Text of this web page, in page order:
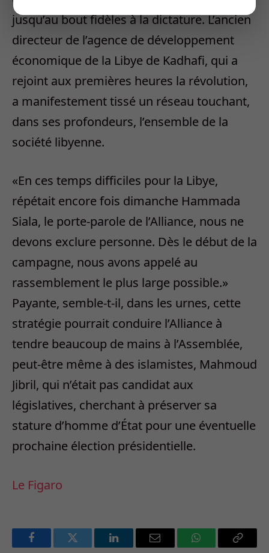
jusqu’au bout fidèles à la dictature. L’ancien
directeur de l’agence de développement
économique de la Libye de Kadhafi, qui a
rejoint aux premières heures la révolution,
a manifestement tissé un réseau touchant,
dans ses profondeurs, l’ensemble de la
société libyenne.
«En ces temps difficiles pour la Libye,
répétait encore fois dimanche Hammada
Siala, le porte-parole de l’Alliance, nous ne
devons exclure personne. Dès le début de la
campagne, nous avons appelé au
rassemblement le plus large possible.»
Payante, semble-t-il, dans les urnes, cette
stratégie pourrait conduire l’Alliance à
tendre beaucoup de mains à l’Assemblée,
peut-être même à des islamistes, Mahmoud
Jibril, qui n’était pas candidat aux
législatives, cherchant à préserver sa
stature d’homme d’État pour une éventuelle
prochaine élection présidentielle.
Le Figaro
FacebookTwitter LinkedInEmail WhatsAppCopy